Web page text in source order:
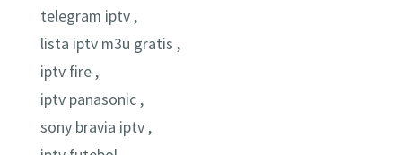
telegram iptv ,
lista iptv m3u gratis ,
iptv fire ,
iptv panasonic ,
sony bravia iptv ,